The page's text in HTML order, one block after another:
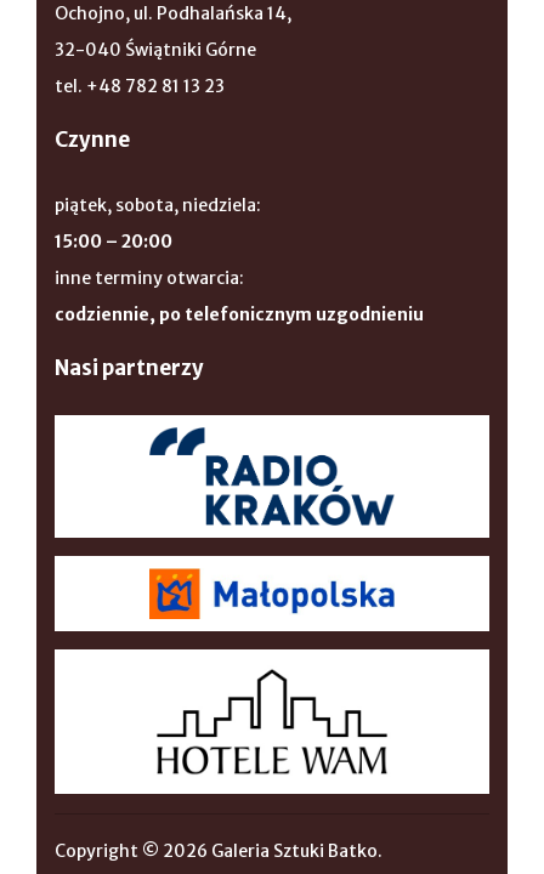
Ochojno, ul. Podhalańska 14,
32-040 Świątniki Górne
tel. +48 782 81 13 23
Czynne
piątek, sobota, niedziela:
15:00 – 20:00
inne terminy otwarcia:
codziennie, po telefonicznym uzgodnieniu
Nasi partnerzy
Copyright © 2026 Galeria Sztuki Batko.